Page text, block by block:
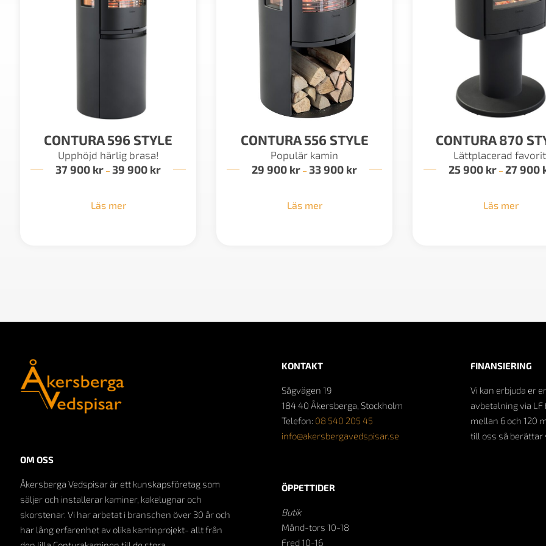
CONTURA 596 STYLE
Upphöjd härlig brasa!
37 900 kr – 39 900 krPrisintervall:
Läs mer
CONTURA 556 STYLE
Populär kamin
29 900 kr – 33 900 krPrisintervall:
Läs mer
CONTURA 870
Lättplacerad favorit.
25 900 kr – 27 900
Läs mer
OM OSS
Åkersberga Vedspisar är ett kunskapsföretag som
säljer och installerar kaminer, kakelugnar och
skorstenar. Vi har arbetat i branschen över 30 år och
har lång erfarenhet av olika kaminprojekt- allt från
KONTAKT
Sågvägen 19
184 40 Åkersberga, Stockholm
Telefon: 08 540 205 45
info@akersbergavedspisar.se
ÖPPETTIDER
Butik
Månd-tors 10-18
Fred 10-16
FINANSIERING
Vi kan erbjuda er
avbetalning via LF
mellan 6 och 120
till oss så berättar